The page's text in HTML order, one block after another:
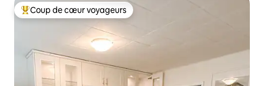
Coup de cœur voyageurs parmi les plus aimés
Coup de cœur voyageurs